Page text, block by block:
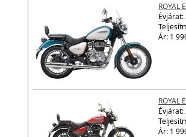
ROYAL
Évjárat:
Ár: 1
ROYAL
Évjárat:
Ár: 1